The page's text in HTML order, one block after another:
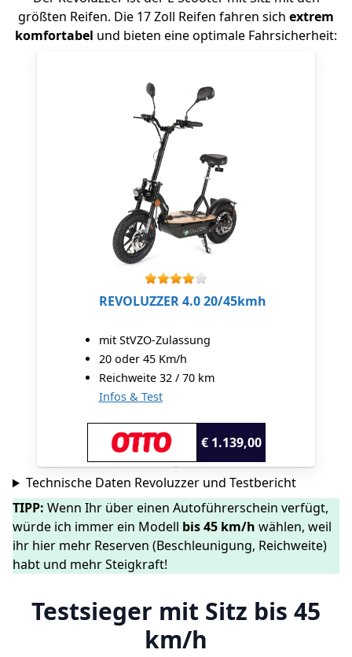
größten Reifen. Die 17 Zoll Reifen fahren sich extrem
komfortabel und bieten eine optimale Fahrsicherheit:
REVOLUZZER 4.0 20/45kmh
mit StVZO-Zulassung
20 oder 45 Km/h
Reichweite 32 / 70 km
Infos & Test
€ 1.139,00
Technische Daten Revoluzzer und Testbericht
TIPP: Wenn Ihr über einen Autoführerschein verfügt,
würde ich immer ein Modell bis 45 km/h wählen, weil
ihr hier mehr Reserven (Beschleunigung, Reichweite)
habt und mehr Steigkraft!
Testsieger mit Sitz bis 45
km/h